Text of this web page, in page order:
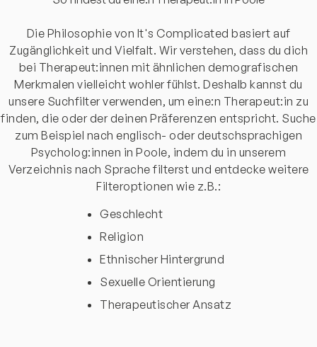
Die Philosophie von It's Complicated basiert auf
Zugänglichkeit und Vielfalt. Wir verstehen, dass du dich
bei Therapeut:innen mit ähnlichen demografischen
Merkmalen vielleicht wohler fühlst. Deshalb kannst du
unsere Suchfilter verwenden, um eine:n Therapeut:in zu
finden, die oder der deinen Präferenzen entspricht. Suche
zum Beispiel nach englisch- oder deutschsprachigen
Psycholog:innen in Poole, indem du in unserem
Verzeichnis nach Sprache filterst und entdecke weitere
Filteroptionen wie z.B.:
Geschlecht
Religion
Ethnischer Hintergrund
Sexuelle Orientierung
Therapeutischer Ansatz